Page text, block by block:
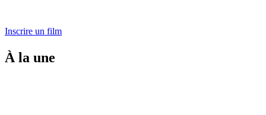
Inscrire un film
À la une